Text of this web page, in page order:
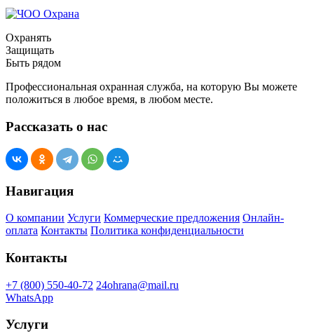
Охранять
Защищать
Быть рядом
Профессиональная охранная служба, на которую Вы можете
положиться в любое время, в любом месте.
Рассказать о нас
Навигация
О компании Услуги Коммерческие предложения Онлайн-
оплата Контакты Политика конфиденциальности
Контакты
+7 (800) 550-40-72 24ohrana@mail.ru
WhatsApp
Услуги